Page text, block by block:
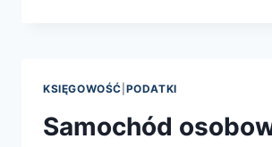
KSIĘGOWOŚĆ PODATKI
Samochód